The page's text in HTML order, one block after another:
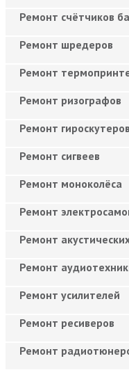
Ремонт счётчиков
Ремонт шредеров
Ремонт
Ремонт ризографов
Ремонт гироскутеров
Ремонт сигвеев
Ремонт моноколёса
Ремонт
Ремонт
Ремонт
Ремонт усилителей
Ремонт ресиверов
Ремонт